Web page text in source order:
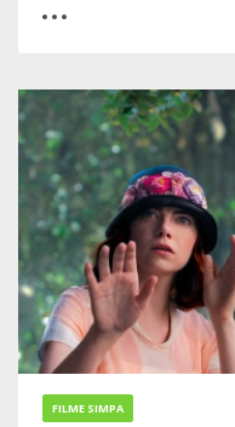
8443
FILME SIMPA